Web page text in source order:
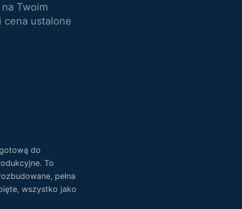
Twoim
cena ustalone
do
To
pełna
wszystko jako